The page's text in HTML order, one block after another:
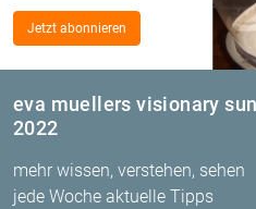
eva muellers visionary
2022
mehr wissen, verstehen, sehen
jede Woche aktuelle Tipps
Jetzt abonnieren